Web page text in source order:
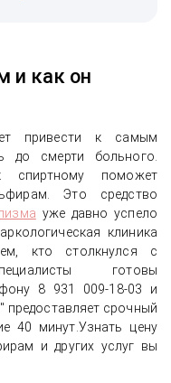
и как он
привести к самым
до смерти больного.
спиртному поможет
Это средство
уже давно успело
клиника
кто столкнулся с
готовы
8 931 009-18-03 и
предоставляет срочный
40 минут.Узнать цену
и других услуг вы